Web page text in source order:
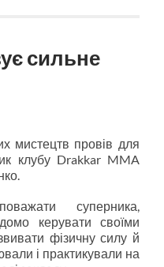
сильне
мистецтв провів для
клубу Drakkar MMA
суперника,
керувати своїми
фізичну силу й
і практикували на